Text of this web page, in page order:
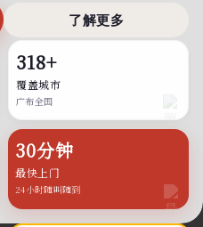
了解更多
318+
覆盖城市
广布全国
30分钟
最快上门
24小时随叫随到